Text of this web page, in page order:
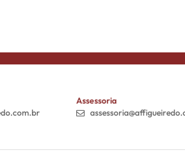
Assessoria